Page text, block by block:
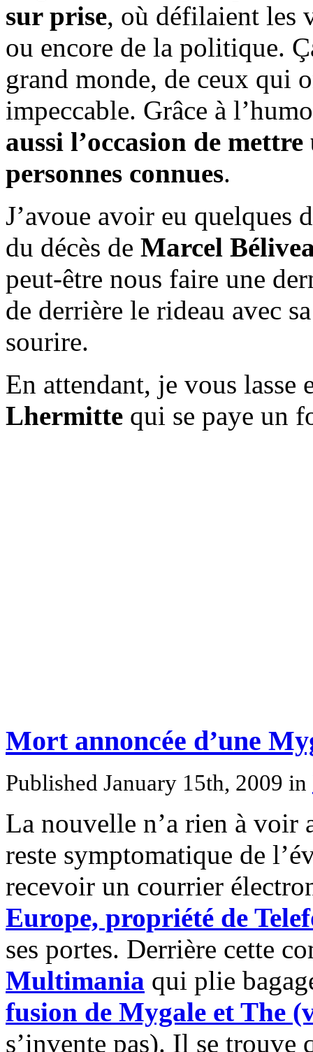
sur prise, où défilaient les
ou encore de la politique.
grand monde, de ceux qui
impeccable. Grâce à
aussi l’occasion de
personnes connues.
J’avoue avoir eu quelques
du décès de Marcel
peut-être nous faire une
de derrière le rideau avec
sourire.
En attendant, je vous lasse
Lhermitte qui se paye un
Mort annoncée d’une
Published January 15th, 2009 in
La nouvelle n’a rien à voir
reste symptomatique de
recevoir un courrier
Europe, propriété de
ses portes. Derrière cette
Multimania qui plie
fusion de Mygale et The
s’invente pas). Il se trouve